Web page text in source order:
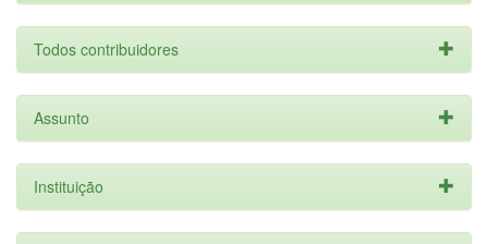
Todos contribuidores
Assunto
Instituição